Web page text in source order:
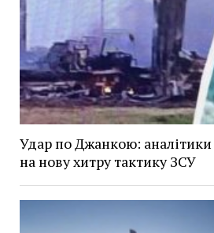
Удар по Джанкою: аналітики
на нову хитру тактику ЗСУ